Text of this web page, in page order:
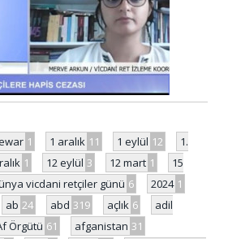
1 1 aralık 11 1 eylül 12
1.
1 12 eylül 3 12 mart 1
15
vicdani retçiler günü 6 2024 1
ab 24 abd 319 açlık 6
adil
Örgütü 61 afganistan 31